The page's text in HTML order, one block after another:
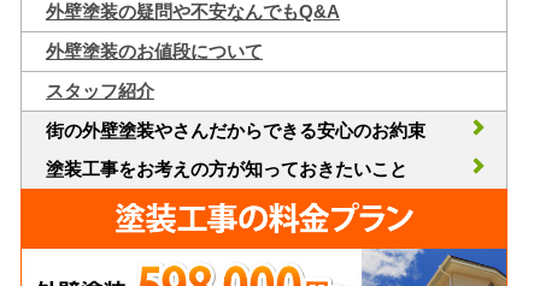
外壁塗装の疑問や不安なんでもQ&A
外壁塗装のお値段について
スタッフ紹介
街の外壁塗装やさんだからできる安心のお約束
塗装工事をお考えの方が知っておきたいこと